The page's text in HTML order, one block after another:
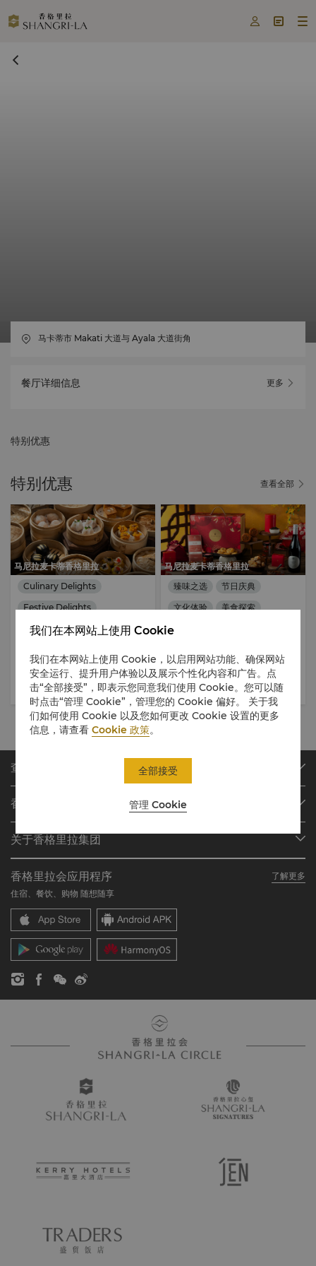
  
马卡蒂市 Makati 大道与 Ayala 大道街角
餐厅详细信息 更多
特别优惠
特别优惠 查看全部
马尼拉麦卡蒂香格里拉
Culinary Delights
Festive Delights
Cultural Immersion
马尼拉麦卡蒂香格里拉
臻味之选
节日庆典
文化体验
美食探索
2026年07月10日
查找或预订
查找预订
餐厅与酒吧
香格里拉会
加入香格里拉会
常见问题
联络我们
关于香格里拉集团
我们的酒店品牌
香格里拉中心
香格里拉公寓
联系方式
职业发展
企业社会责任
新闻稿
香格里拉会应用程序
了解更多
住宿、餐饮、购物 随想随享
我们在本网站上使用 Cookie
我们在本网站上使用 Cookie，以启用网站功能、确保网站
安全运行、提升用户体验以及展示个性化内容和广告。点
击“全部接受”，即表示您同意我们使用 Cookie。您可以随
时点击“管理 Cookie”，管理您的 Cookie 偏好。 关于我
们如何使用 Cookie 以及您如何更改 Cookie 设置的更多
信息，请查看Cookie 政策。
管理 Cookie
全部接受